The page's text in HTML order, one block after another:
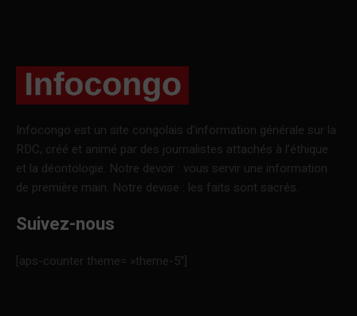
Infocongo est un site congolais d’information générale sur la
RDC, créé et animé par des journalistes attachés à l’éthique
et la déontologie. Notre devoir : vous servir une information
de première main. Notre devise : les faits sont sacrés.
Suivez-nous
[aps-counter theme= »theme-5″]